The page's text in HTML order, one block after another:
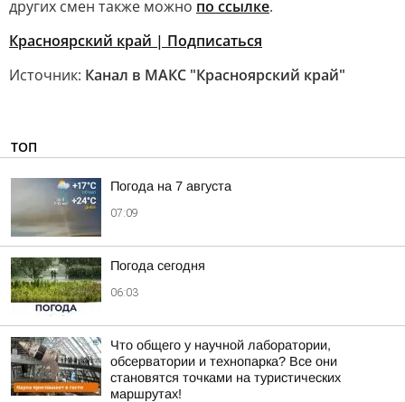
других смен также можно по ссылке.
Красноярский край | Подписаться
Источник: Канал в МАКС "Красноярский край"
ТОП
Погода на 7 августа
07:09
Погода сегодня
06:03
Что общего у научной лаборатории,
обсерватории и технопарка? Все они
становятся точками на туристических
маршрутах!